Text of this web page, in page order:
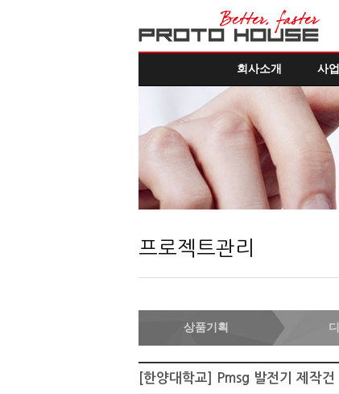
회사소개 사
프로젝트관리
상품기획
[한양대학교] Pmsg 발전기 제작건